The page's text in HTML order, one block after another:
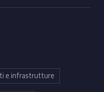
e infrastrutture